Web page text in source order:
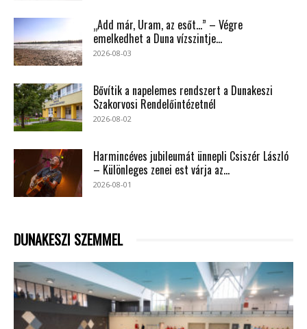
„Add már, Uram, az esőt…” – Végre
emelkedhet a Duna vízszintje...
2026-08-03
Bővítik a napelemes rendszert a Dunakeszi
Szakorvosi Rendelőintézetnél
2026-08-02
Harmincéves jubileumát ünnepli Csiszér László
– Különleges zenei est várja az...
2026-08-01
DUNAKESZI SZEMMEL